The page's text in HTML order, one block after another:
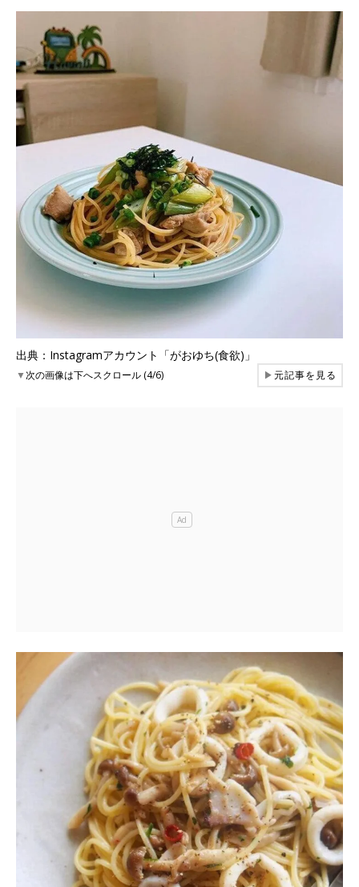
出典：Instagramアカウント「がおゆち(食欲)」
▼次の画像は下へスクロール (4/6) ▶元記事を見る